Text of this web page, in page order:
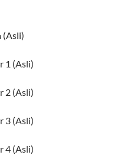
(Asli)
1 (Asli)
2 (Asli)
3 (Asli)
4 (Asli)